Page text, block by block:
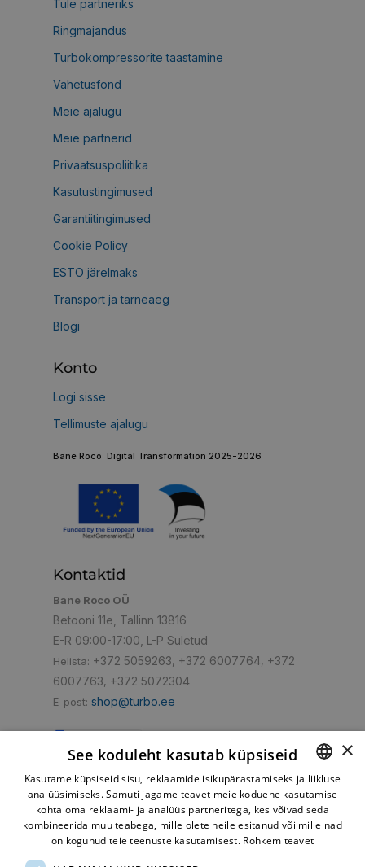
Tule partneriks
Ringmajandus
Turbokompressorite taastamine
Vahetusfond
Meie ajalugu
Meie partnerid
Privaatsuspoliitika
Kasutustingimused
Garantiitingimused
Cookie Policy
ESTO järelmaks
Transport ja tarneaeg
Blogi
Konto
Logi sisse
Tellimuste ajalugu
Bane Roco Digital Transformation 2025-2026
Kontaktid
Bane Roco OÜ
Betooni 11e, Tallinn 13816
E-R 09:00-17:00, L-P Suletud
Helista: +372 5059263, +372 6007764, +372
6007763, +372 5072304
E-post: shop@turbo.ee
Mugav makseviis
ESTONIAN
RUSSIAN
×
See koduleht kasutab küpsiseid
Kasutame küpsiseid sisu, reklaamide isikupärastamiseks ja liikluse
analüüsimiseks. Samuti jagame teavet meie koduehe kasutamise
kohta oma reklaami- ja analüüsipartneritega, kes võivad seda
kombineerida muu teabega, mille olete neile esitanud või mille nad
on kogunud teie teenuste kasutamisest. Rohkem teavet